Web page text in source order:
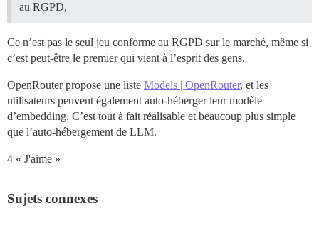
au RGPD,
Ce n’est pas le seul jeu conforme au RGPD sur le marché, même si
c’est peut-être le premier qui vient à l’esprit des gens.
OpenRouter propose une liste Models | OpenRouter, et les
utilisateurs peuvent également auto-héberger leur modèle
d’embedding. C’est tout à fait réalisable et beaucoup plus simple
que l’auto-hébergement de LLM.
4 « J'aime »
Sujets connexes